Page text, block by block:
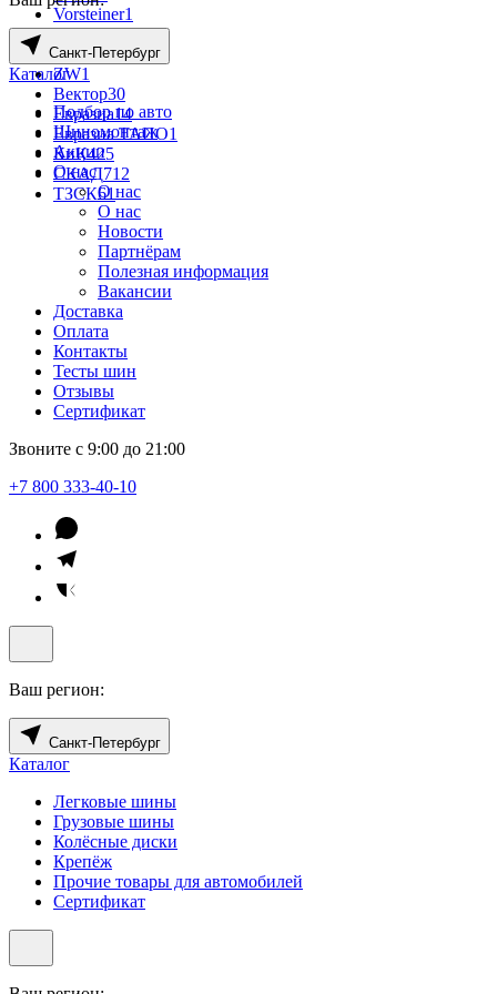
Vorsteiner1
Wheels UP77
X-trike341
ZW1
Вектор30
Евразиа14
Евразиа ТАПО1
КиК425
СКАД712
ТЗСК61
Санкт-Петербург
Каталог
Подбор по авто
Шиномонтаж
Акции
О нас
О нас
О нас
Новости
Партнёрам
Полезная информация
Вакансии
Доставка
Оплата
Контакты
Тесты шин
Отзывы
Сертификат
Звоните с 9:00 до 21:00
+7 800 333-40-10
Ваш регион:
Санкт-Петербург
Каталог
Легковые шины
Грузовые шины
Колёсные диски
Крепёж
Прочие товары для автомобилей
Сертификат